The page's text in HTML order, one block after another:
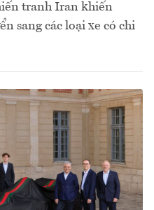
tranh Iran khiến
sang các loại xe có chi